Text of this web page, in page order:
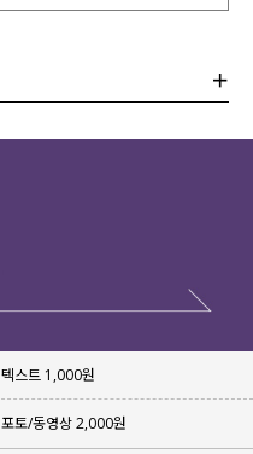
텍스트 1,000원
포토/동영상 2,000원